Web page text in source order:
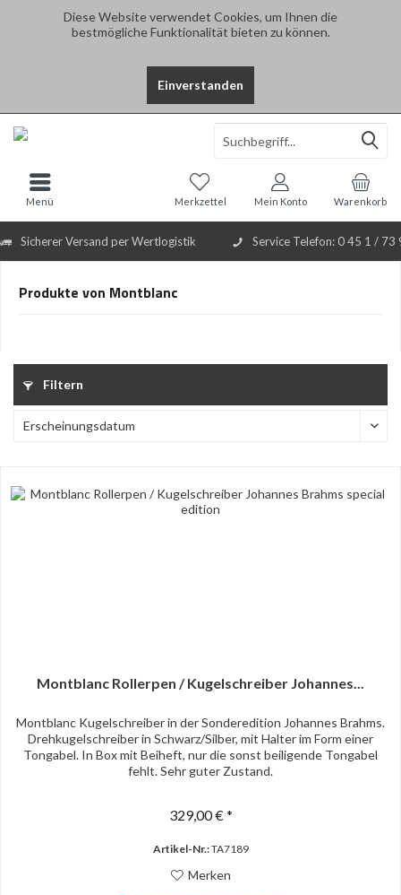
Diese Website verwendet Cookies, um Ihnen die
bestmögliche Funktionalität bieten zu können.
Einverstanden
Sicherer Versand per Wertlogistik Service Telefon: 0 45 1 / 73
Warenkorb
Merkzettel Mein Konto
Menü
Produkte von Montblanc
Filtern
Montblanc Rollerpen / Kugelschreiber Johannes...
Montblanc Kugelschreiber in der Sonderedition Johannes Brahms.
Drehkugelschreiber in Schwarz/Silber, mit Halter im Form einer
Tongabel. In Box mit Beiheft, nur die sonst beiligende Tongabel
fehlt. Sehr guter Zustand.
329,00 € *
Artikel-Nr.:TA7189
Merken